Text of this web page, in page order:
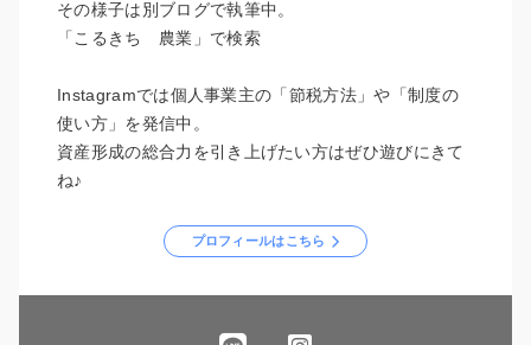
その様子は別ブログで執筆中。
「こるきち 農業」で検索
Instagramでは個人事業主の「節税方法」や「制度の
使い方」を発信中。
資産形成の総合力を引き上げたい方はぜひ遊びにきて
ね♪
プロフィールはこちら